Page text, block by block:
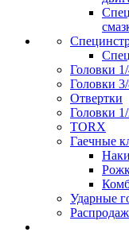
Головки
Головки
Отвертки
Головки
TORX
Гаечные
Ударные